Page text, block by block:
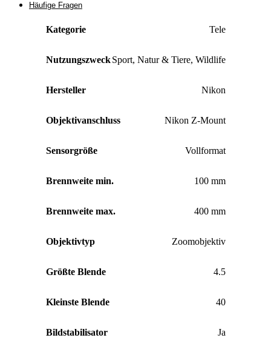
Häufige Fragen
Kategorie Tele
Nutzungszweck Sport, Natur & Tiere, Wildlife
Hersteller Nikon
Objektivanschluss Nikon Z-Mount
Sensorgröße Vollformat
Brennweite min. 100 mm
Brennweite max. 400 mm
Objektivtyp Zoomobjektiv
Größte Blende 4.5
Kleinste Blende 40
Bildstabilisator Ja